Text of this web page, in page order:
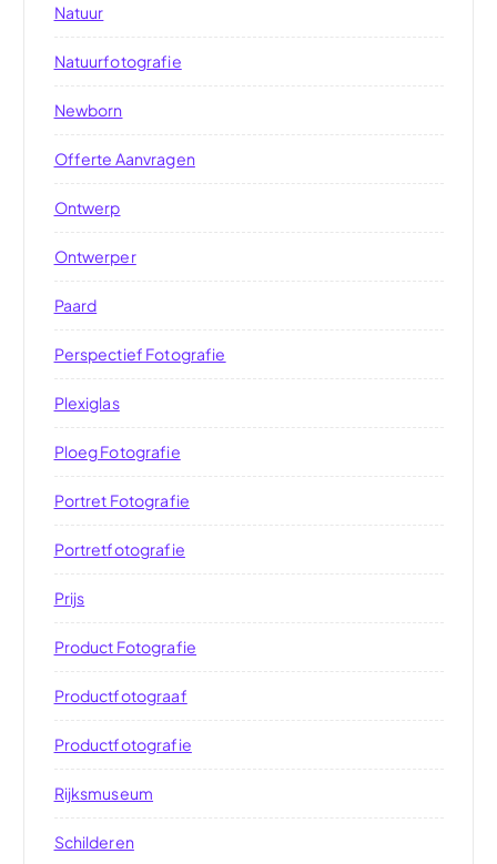
Natuur
Natuurfotografie
Newborn
Offerte Aanvragen
Ontwerp
Ontwerper
Paard
Perspectief Fotografie
Plexiglas
Ploeg Fotografie
Portret Fotografie
Portretfotografie
Prijs
Product Fotografie
Productfotograaf
Productfotografie
Rijksmuseum
Schilderen